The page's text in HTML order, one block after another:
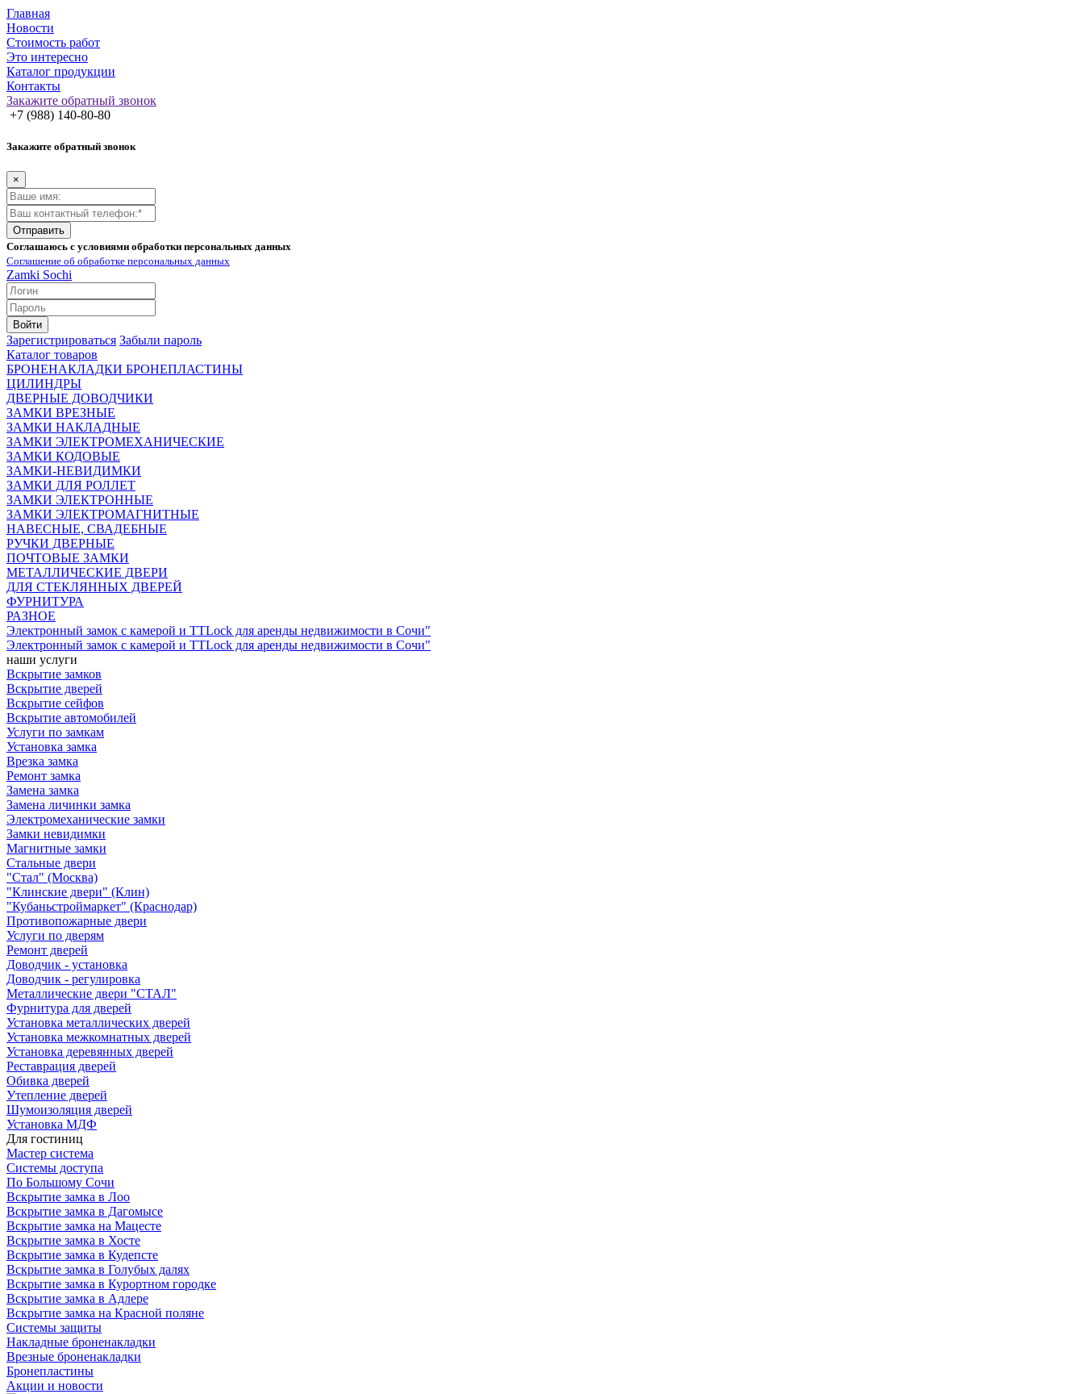
Главная
Новости
Стоимость работ
Это интересно
Каталог продукции
Контакты
Закажите обратный звонок
+7 (988) 140-80-80
Закажите обратный звонок
×
Отправить
Соглашаюсь с условиями обработки персональных данных
Соглашение об обработке персональных данных
Zamki Sochi
Войти
Зарегистрироваться Забыли пароль
Каталог товаров
БРОНЕНАКЛАДКИ БРОНЕПЛАСТИНЫ
ЦИЛИНДРЫ
ДВЕРНЫЕ ДОВОДЧИКИ
ЗАМКИ ВРЕЗНЫЕ
ЗАМКИ НАКЛАДНЫЕ
ЗАМКИ ЭЛЕКТРОМЕХАНИЧЕСКИЕ
ЗАМКИ КОДОВЫЕ
ЗАМКИ-НЕВИДИМКИ
ЗАМКИ ДЛЯ РОЛЛЕТ
ЗАМКИ ЭЛЕКТРОННЫЕ
ЗАМКИ ЭЛЕКТРОМАГНИТНЫЕ
НАВЕСНЫЕ, СВАДЕБНЫЕ
РУЧКИ ДВЕРНЫЕ
ПОЧТОВЫЕ ЗАМКИ
МЕТАЛЛИЧЕСКИЕ ДВЕРИ
ДЛЯ СТЕКЛЯННЫХ ДВЕРЕЙ
ФУРНИТУРА
РАЗНОЕ
Электронный замок с камерой и TTLock для аренды недвижимости в Сочи"
Электронный замок с камерой и TTLock для аренды недвижимости в Сочи"
наши услуги
Вскрытие замков
Вскрытие дверей
Вскрытие сейфов
Вскрытие автомобилей
Услуги по замкам
Установка замка
Врезка замка
Ремонт замка
Замена замка
Замена личинки замка
Электромеханические замки
Замки невидимки
Магнитные замки
Стальные двери
"Стал" (Москва)
"Клинские двери" (Клин)
"Кубаньстроймаркет" (Краснодар)
Противопожарные двери
Услуги по дверям
Ремонт дверей
Доводчик - установка
Доводчик - регулировка
Металлические двери "СТАЛ"
Фурнитура для дверей
Установка металлических дверей
Установка межкомнатных дверей
Установка деревянных дверей
Реставрация дверей
Обивка дверей
Утепление дверей
Шумоизоляция дверей
Установка МДФ
Для гостиниц
Мастер система
Системы доступа
По Большому Сочи
Вскрытие замка в Лоо
Вскрытие замка в Дагомысе
Вскрытие замка на Мацесте
Вскрытие замка в Хосте
Вскрытие замка в Кудепсте
Вскрытие замка в Голубых далях
Вскрытие замка в Курортном городке
Вскрытие замка в Адлере
Вскрытие замка на Красной поляне
Системы защиты
Накладные броненакладки
Врезные броненакладки
Бронепластины
Акции и новости